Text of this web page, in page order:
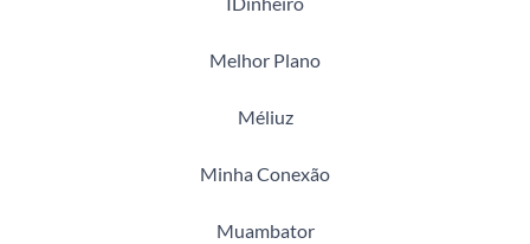
Melhor Plano
Méliuz
Minha Conexão
Muambator